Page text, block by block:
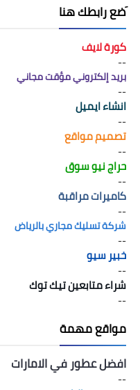
َضع رابطك هنا
كورة لايف
--
بريد إلكتروني مؤقت مجاني
--
انشاء ايميل
--
تصميم مواقع
--
حراج نيو سوق
--
كاميرات مراقبة
--
شركة تسليك مجاري بالرياض
--
خبير سيو
--
شراء متابعين تيك توك
--
مواقع مهمة
افضل عطور في الامارات
--